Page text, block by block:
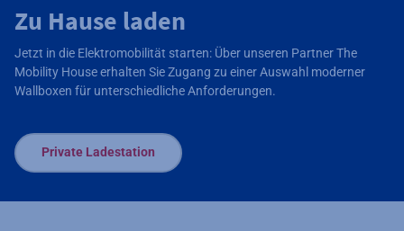
Zu Hause laden
Jetzt in die Elektromobilität starten: Über unseren Partner The
Mobility House erhalten Sie Zugang zu einer Auswahl moderner
Wallboxen für unterschiedliche Anforderungen.
Private Ladestation